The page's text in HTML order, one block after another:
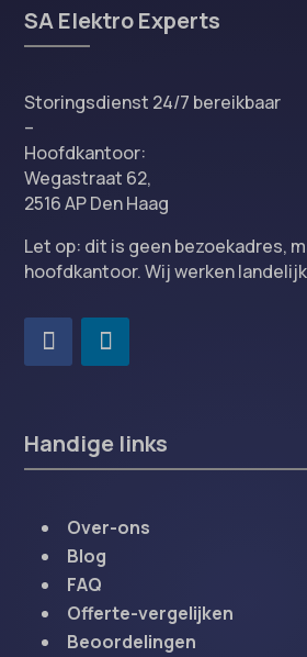
SA Elektro Experts
Storingsdienst 24/7 bereikbaar
–
Hoofdkantoor:
Wegastraat 62,
2516 AP Den Haag
Let op: dit is geen bezoekadres,
hoofdkantoor. Wij werken
Handige links
Over-ons
Blog
FAQ
Offerte-vergelijken
Beoordelingen